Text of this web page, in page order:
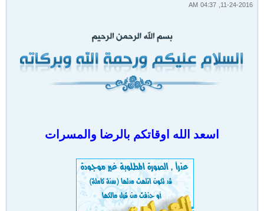
11-24-2016, 04:37 AM
اسعد الله اوقاتكم بالرضا والمسرات